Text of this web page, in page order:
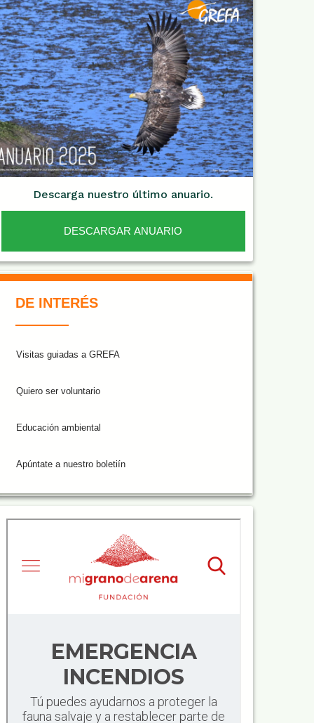
Descarga nuestro último anuario.
DESCARGAR ANUARIO
DE INTERÉS
Visitas guiadas a GREFA
Quiero ser voluntario
Educación ambiental
Apúntate a nuestro boletiín